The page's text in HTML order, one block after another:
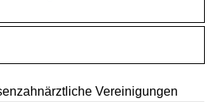
Vereinigungen